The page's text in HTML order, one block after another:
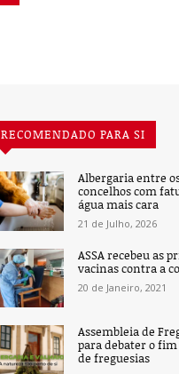
RECOMENDADO PARA SI
Albergaria entre
concelhos com
água mais cara
21 de Julho, 2026
ASSA recebeu as
vacinas contra a
20 de Janeiro, 2021
Assembleia de
para debater o
de freguesias